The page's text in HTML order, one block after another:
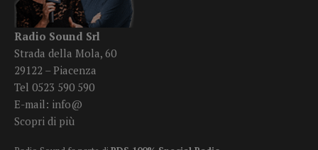
Radio Sound Srl
Strada della Mola, 60
29122 – Piacenza
Tel 0523 590 590
E-mail: info@
Scopri di più